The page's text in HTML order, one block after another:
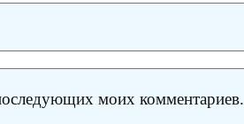
моих комментариев.